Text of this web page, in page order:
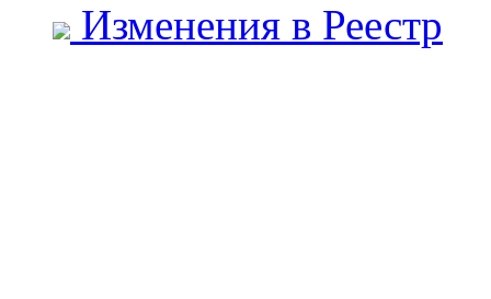
Изменения в Реестр